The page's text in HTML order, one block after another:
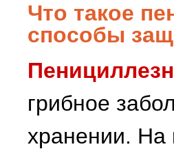
Что такое
способы
грибное
хранении. На